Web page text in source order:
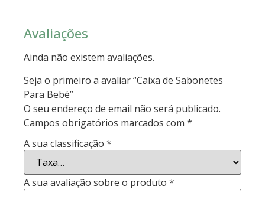
Avaliações
Ainda não existem avaliações.
Seja o primeiro a avaliar “Caixa de Sabonetes
Para Bebé”
O seu endereço de email não será publicado.
Campos obrigatórios marcados com *
A sua classificação *
A sua avaliação sobre o produto *